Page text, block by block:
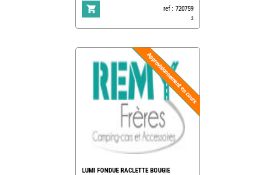
ref : 720759
2
LUMI FONDUE RACLETTE BOUGIE